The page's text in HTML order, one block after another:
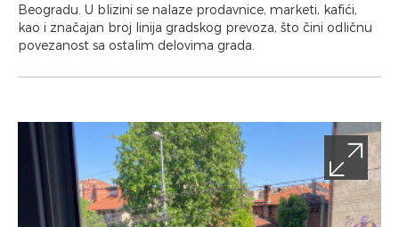
Beogradu. U blizini se nalaze prodavnice, marketi, kafići,
kao i značajan broj linija gradskog prevoza, što čini odličnu
povezanost sa ostalim delovima grada.